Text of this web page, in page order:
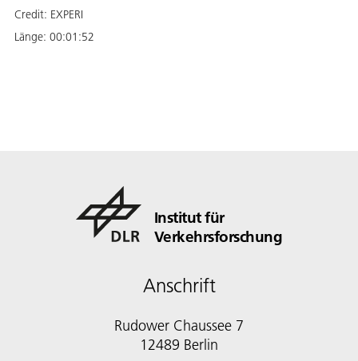
Credit: EXPERI
Länge: 00:01:52
Institut für
Verkehrsforschung
Anschrift
Rudower Chaussee 7
12489 Berlin